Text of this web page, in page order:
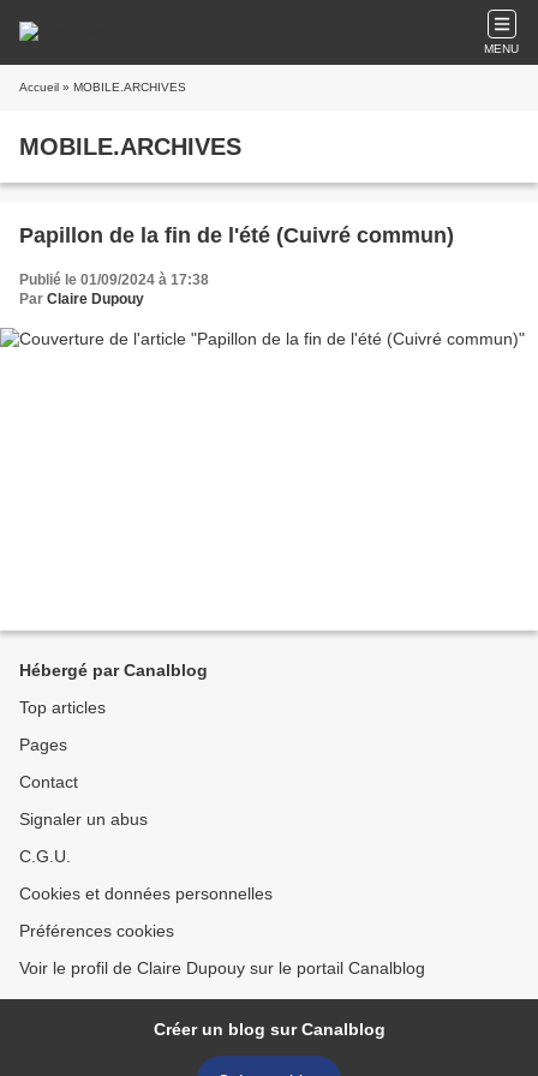
MENU
Accueil » MOBILE.ARCHIVES
MOBILE.ARCHIVES
Papillon de la fin de l'été (Cuivré commun)
Publié le 01/09/2024 à 17:38
Par Claire Dupouy
Hébergé par Canalblog
Top articles
Pages
Contact
Signaler un abus
C.G.U.
Cookies et données personnelles
Préférences cookies
Voir le profil de Claire Dupouy sur le portail Canalblog
Créer un blog sur Canalblog